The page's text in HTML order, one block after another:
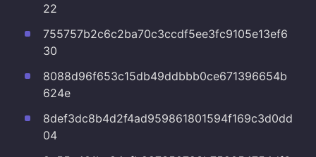
22
755757b2c6c2ba70c3ccdf5ee3fc9105e13ef6
30
8088d96f653c15db49ddbbb0ce671396654b
624e
8def3dc8b4d2f4ad959861801594f169c3d0dd
04